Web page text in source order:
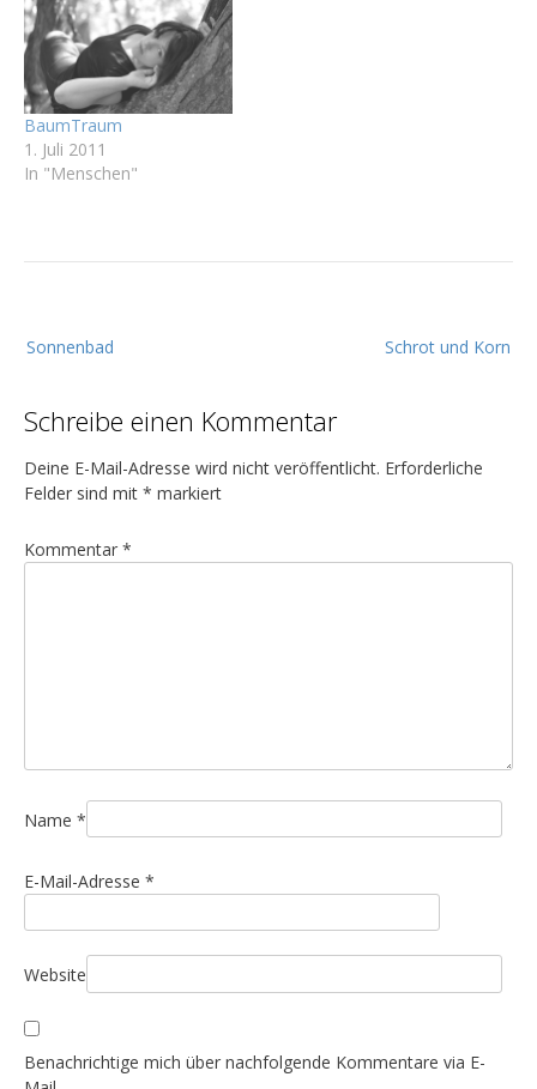
BaumTraum
1. Juli 2011
In "Menschen"
e
t
r
a
s
a
i
o
n
Schrot und Korn
Sonnenbad
Schreibe einen Kommentar
Deine E-Mail-Adresse wird nicht veröffentlicht. Erforderliche
Felder sind mit * markiert
Kommentar *
Name *
E-Mail-Adresse *
Website
Benachrichtige mich über nachfolgende Kommentare via E-